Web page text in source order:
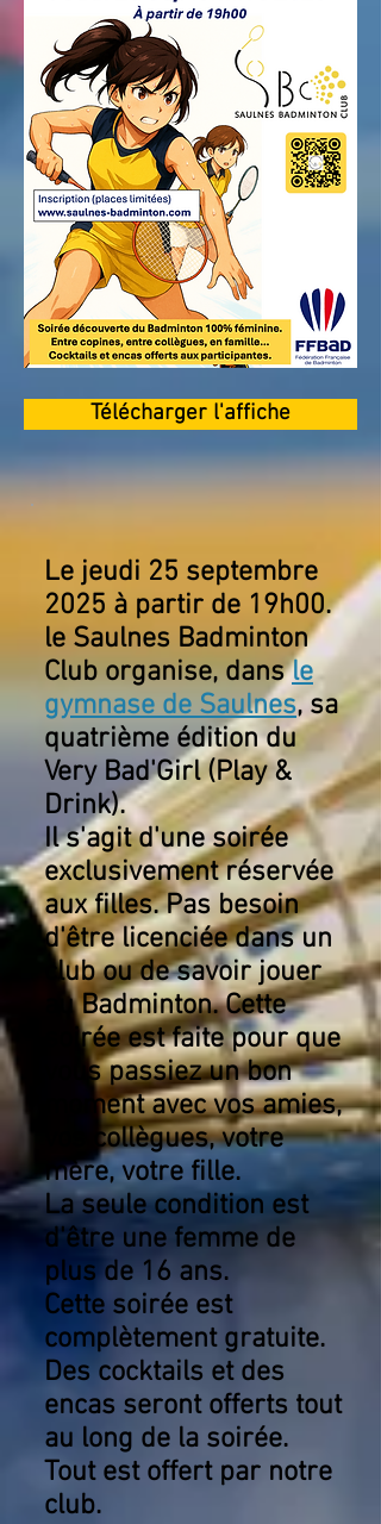
Télécharger l'affiche
Le jeudi 25 septembre
2025 à partir de 19h00.
le Saulnes Badminton
Club organise, dansle
gymnase de Saulnes, sa
quatrième édition du
Very Bad'Girl (Play &
Drink).
Il s'agit d'une soirée
exclusivement réservée
aux filles. Pas besoin
d'être licenciée dans un
club ou de savoir jouer
au Badminton. Cette
soirée est faite pour que
vous passiez un bon
moment avec vos amies,
vos collègues, votre
mère, votre fille.
La seule condition est
d'être une femme de
plus de 16 ans.
Cette soirée est
complètement gratuite.
Des cocktails et des
encas seront offerts tout
au long de la soirée.
Tout est offert par notre
club.